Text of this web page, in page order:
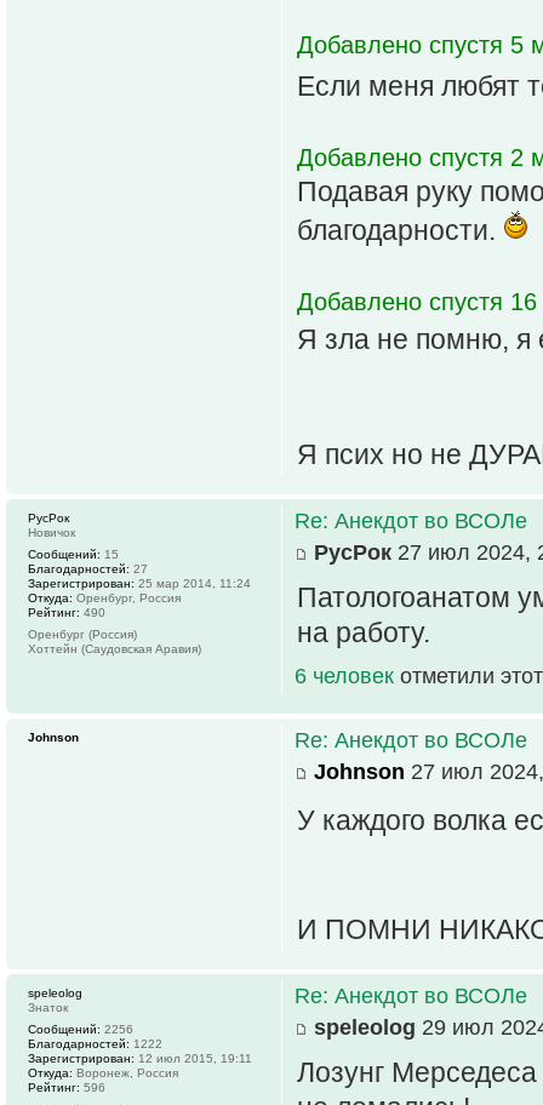
Добавлено спустя 5
Если меня любят
Добавлено спустя 2
Подавая руку
благодарности.
Добавлено спустя
Я зла не помню, я
Я псих но не
Re: Анекдот во ВСОЛе
РусРок 27 июл 2024,
Патологоанатом
на работу.
6 человек отметили
РусРок
Новичок
Сообщений: 15
Благодарностей: 27
Зарегистрирован: 25 мар 2014, 11:24
Откуда: Оренбург, Россия
Рейтинг: 490
Оренбург (Россия)
Хоттейн (Саудовская Аравия)
Re: Анекдот во ВСОЛе
Johnson 27 июл
У каждого волка
И ПОМНИ
Johnson
Re: Анекдот во ВСОЛе
speleolog 29 июл
Лозунг
speleolog
Знаток
Сообщений: 2256
Благодарностей: 1222
Зарегистрирован: 12 июл 2015, 19:11
Откуда: Воронеж, Россия
Рейтинг: 596